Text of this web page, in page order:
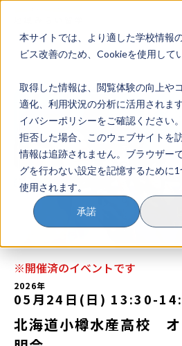
本サイトでは、より適した学校情報
ビス改善のため、Cookieを使用して
取得した情報は、閲覧体験の向上や
適化、利用状況の分析に活用されま
イバシーポリシーをご確認ください。
拒否した場合、このウェブサイトを
情報は追跡されません。ブラウザー
グを行わない設定を記憶するために
使用されます。
承諾
地域みらい留学のすすめ
地域みらい留学とは
学校を探す
イベントを探す
おためし地域留学
マガジン
奨学金について
イベント参加方法
※開催済のイベントです
2026年
05月24日(日) 13:30-
北海道小樽水産高校